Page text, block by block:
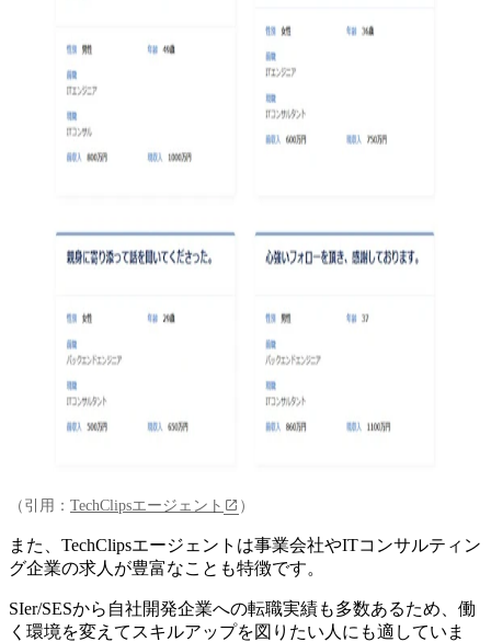
（引用： TechClipsエージェント ）
また、TechClipsエージェントは事業会社やITコンサルティン
グ企業の求人が豊富なことも特徴です。
SIer/SESから自社開発企業への転職実績も多数あるため、働
く環境を変えてスキルアップを図りたい人にも適していま